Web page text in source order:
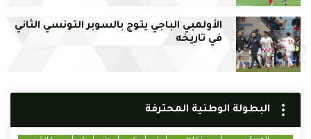
الأولمبي الباجي يتوج بالسوبر التونسي الثاني
في تاريخه
البطولة الوطنية المحترفة